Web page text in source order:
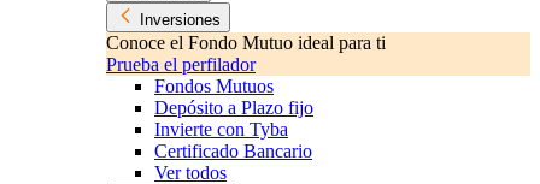
Inversiones
Conoce el Fondo Mutuo ideal para ti
Prueba el perfilador
Fondos Mutuos
Depósito a Plazo fijo
Invierte con Tyba
Certificado Bancario
Ver todos